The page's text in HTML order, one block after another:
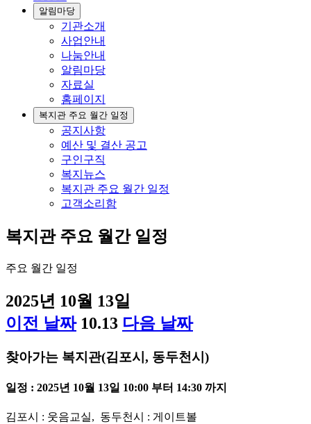
알림마당
기관소개
사업안내
나눔안내
알림마당
자료실
홈페이지
복지관 주요 월간 일정
공지사항
예산 및 결산 공고
구인구직
복지뉴스
복지관 주요 월간 일정
고객소리함
복지관 주요 월간 일정
주요 월간 일정
2025년 10월 13일
이전 날짜 10.13 다음 날짜
찾아가는 복지관(김포시, 동두천시)
일정 : 2025년 10월 13일 10:00 부터 14:30 까지
김포시 : 웃음교실, 동두천시 : 게이트볼